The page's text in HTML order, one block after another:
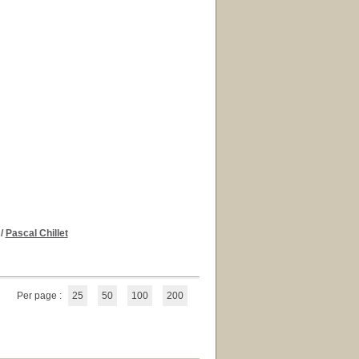
Pascal Chillet
Per page : 25 50 100 200